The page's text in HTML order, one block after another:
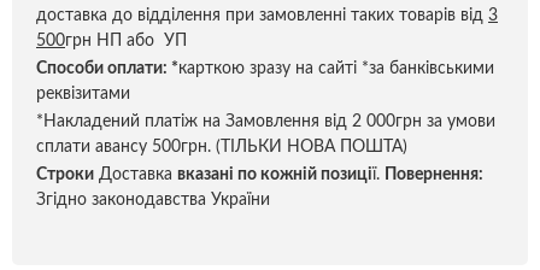
доставка до відділення при замовленні таких товарів від 3
500грн НП або УП
Способи оплати: *карткою зразу на сайті *за банківськими
реквізитами
*Накладений платіж на Замовлення від 2 000грн за умови
сплати авансу 500грн. (ТІЛЬКИ НОВА ПОШТА)
Строки Доставка вказані по кожній позиції.
Повернення:
Згідно законодавства України